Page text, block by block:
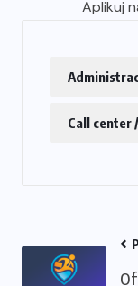
Aplikuj
Call center